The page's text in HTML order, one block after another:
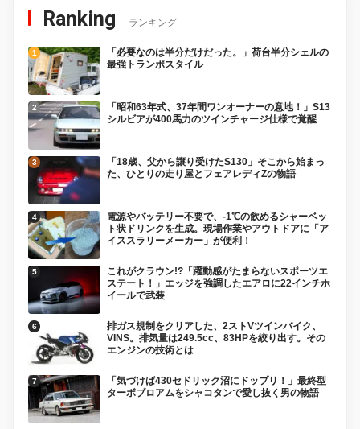
Ranking ランキング
「必要なのは半分だけだった。」荷台半分シェルの
最強トランポスタイル
「昭和63年式、37年間ワンオーナーの意地！」S13
シルビアが400馬力のツインチャージ仕様で覚醒
「18歳、父から譲り受けたS130」そこから始まっ
た、ひとりの走り屋とフェアレディZの物語
電源やバッテリー不要で、-1℃の飲めるシャーベッ
ト状ドリンクを生成。現場作業やアウトドアに「ア
イススラリーメーカー」が便利！
これがクラウン!?「躍動感がたまらないスポーツエ
ステート！」エッジを強調したエアロに22インチホ
イールで武装
排ガス規制をクリアした、2ストVツインバイク、
VINS。排気量は249.5cc、83HPを絞り出す。その
エンジンの技術とは
「気づけば430セドリック沼にドップリ！」最終型
ターボブロアムをシャコタンで愛し抜く男の物語